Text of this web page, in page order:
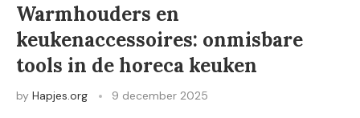
Warmhouders en
keukenaccessoires: onmisbare
tools in de horeca keuken
by Hapjes.org 9 december 2025